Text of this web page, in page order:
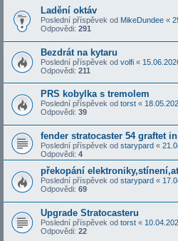
Ladění oktáv
Poslední příspěvek od MikeDundee «
Odpovědi: 291
Bezdrát na kytaru
Poslední příspěvek od volfi «
Odpovědi: 211
PRS kobylka s tremolem
Poslední příspěvek od torst «
Odpovědi: 39
fender stratocaster 54 graftet
Poslední příspěvek od starypard «
Odpovědi: 4
překopání
Poslední příspěvek od starypard «
Odpovědi: 69
Upgrade Stratocasteru
Poslední příspěvek od torst «
Odpovědi: 22